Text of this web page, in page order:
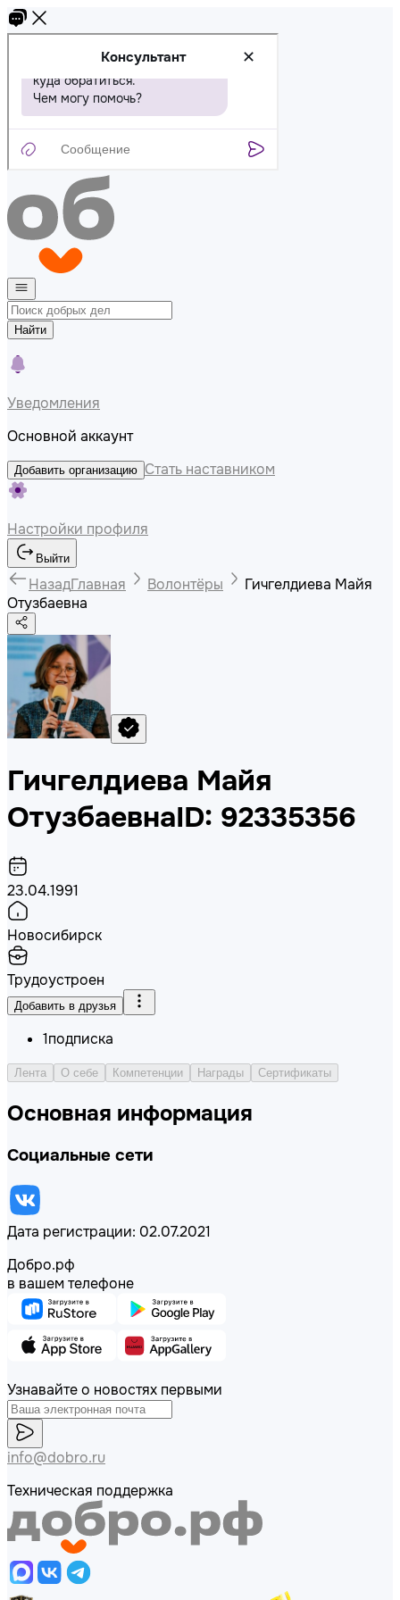
Найти
Уведомления
Основной аккаунт
Добавить организацию Стать наставником
Настройки профиля
Выйти
НазадГлавная Волонтёры
Гичгелдиева Майя
Отузбаевна
Гичгелдиева Майя
ОтузбаевнаID: 92335356
23.04.1991
Новосибирск
Трудоустроен
Добавить в друзья
1подписка
Лента О себе Компетенции Награды Сертификаты
Основная информация
Социальные сети
Дата регистрации: 02.07.2021
Добро.рф
в вашем телефоне
Узнавайте о новостях первыми
info@dobro.ru
Техническая поддержка